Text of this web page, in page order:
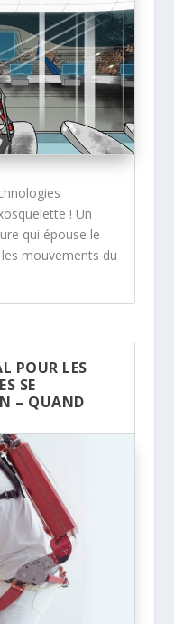
! Un
qui épouse le
mouvements du
POUR LES
SE
– QUAND